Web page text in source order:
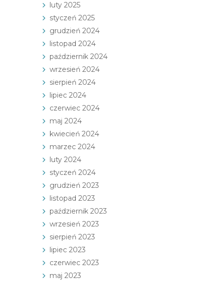
luty 2025
styczeń 2025
grudzień 2024
listopad 2024
październik 2024
wrzesień 2024
sierpień 2024
lipiec 2024
czerwiec 2024
maj 2024
kwiecień 2024
marzec 2024
luty 2024
styczeń 2024
grudzień 2023
listopad 2023
październik 2023
wrzesień 2023
sierpień 2023
lipiec 2023
czerwiec 2023
maj 2023